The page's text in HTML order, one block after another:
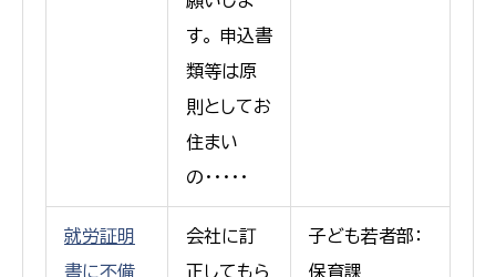
す。 申込書
類等は原
則としてお
住まい
の・・・・・
就労証明
書に不備
会社に訂
正してもら
子ども若者部：
保育課